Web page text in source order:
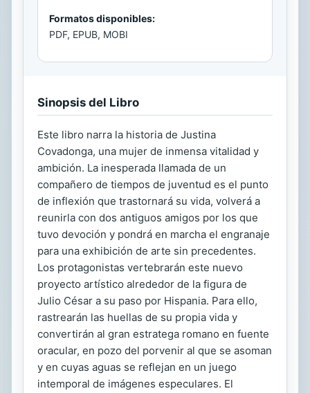
Formatos disponibles:
PDF, EPUB, MOBI
Sinopsis del Libro
Este libro narra la historia de Justina
Covadonga, una mujer de inmensa vitalidad y
ambición. La inesperada llamada de un
compañero de tiempos de juventud es el punto
de inflexión que trastornará su vida, volverá a
reunirla con dos antiguos amigos por los que
tuvo devoción y pondrá en marcha el engranaje
para una exhibición de arte sin precedentes.
Los protagonistas vertebrarán este nuevo
proyecto artístico alrededor de la figura de
Julio César a su paso por Hispania. Para ello,
rastrearán las huellas de su propia vida y
convertirán al gran estratega romano en fuente
oracular, en pozo del porvenir al que se asoman
y en cuyas aguas se reflejan en un juego
intemporal de imágenes especulares. El